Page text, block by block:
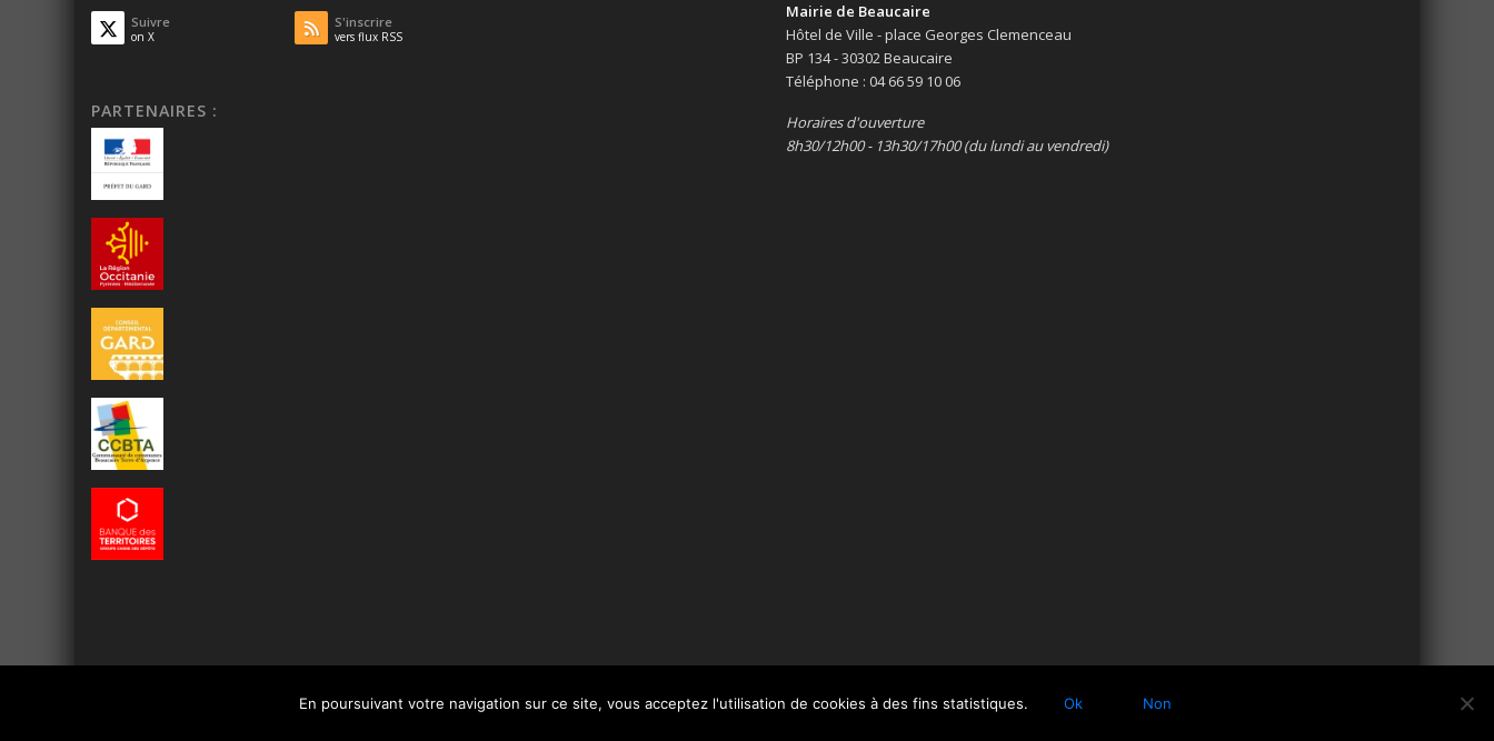
Suivre
on X
S'inscrire
vers flux RSS
PARTENAIRES :
Mairie de Beaucaire
Hôtel de Ville - place Georges Clemenceau
BP 134 - 30302 Beaucaire
Téléphone : 04 66 59 10 06
Horaires d'ouverture
8h30/12h00 - 13h30/17h00 (du lundi au vendredi)
Le site officiel de la ville de Beaucaire-Mentions légales
En poursuivant votre navigation sur ce site, vous acceptez l'utilisation de cookies à des fins statistiques. Ok Non